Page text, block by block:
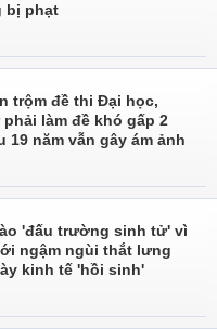
bị phạt
trộm đề thi Đại học,
làm đề khó gấp 2
19 năm vẫn gây ám ảnh
'đấu trường sinh tử' vì
ngậm ngùi thắt lưng
kinh tế 'hồi sinh'